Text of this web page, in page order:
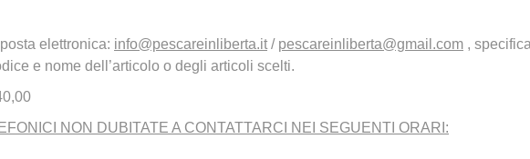
elettronica: info@pescareinliberta.it / pescareinliberta@gmail.com ,
e nome dell’articolo o degli articoli scelti.
NON DUBITATE A CONTATTARCI NEI SEGUENTI ORARI: